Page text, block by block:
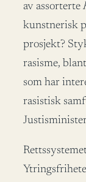
av assorterte
kunstnerisk
prosjekt?
rasisme,
som har
rasistisk